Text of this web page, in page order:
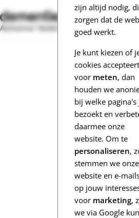
zijn altijd nodig,
zorgen dat de
goed werkt.
Je kunt kiezen of
cookies accepteert
voor meten, dan
houden we
bij welke pagina's
bezoekt en
daarmee onze
website. Om te
personaliseren,
stemmen we onze
website en e-
op jouw
voor marketing,
we via Google
Alzheimer Nederland